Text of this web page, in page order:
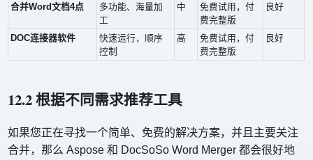
合并Word文档4点
多功能、海量加
工
中
免费试用，付
费完整版
良好
DOC连接器软件
快速运行，顺序
控制
高
免费试用，付
费完整版
良好
12.2 根据不同需求推荐工具
如果您正在寻找一个简单、免费的解决方案，并且主要关注
合并，那么 Aspose 和 DocSoSo Word Merger 都会很好地